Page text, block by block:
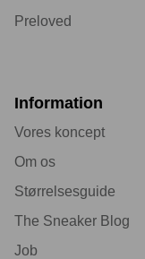
Preloved
Information
Vores koncept
Om os
Størrelsesguide
The Sneaker Blog
Job